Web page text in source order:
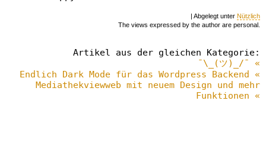
| Abgelegt unter Nützlich
The views expressed by the author are personal.
Artikel aus der gleichen Kategorie:
¯\_(ツ)_/¯ «
Endlich Dark Mode für das Wordpress Backend «
Mediathekviewweb mit neuem Design und mehr
Funktionen «